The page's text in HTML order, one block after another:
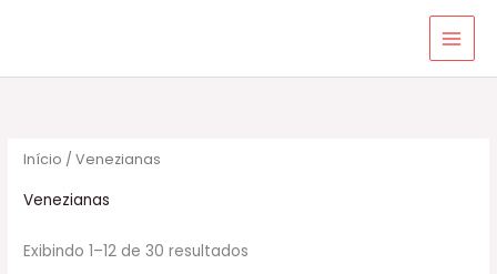
Início / Venezianas
Venezianas
Exibindo 1–12 de 30 resultados